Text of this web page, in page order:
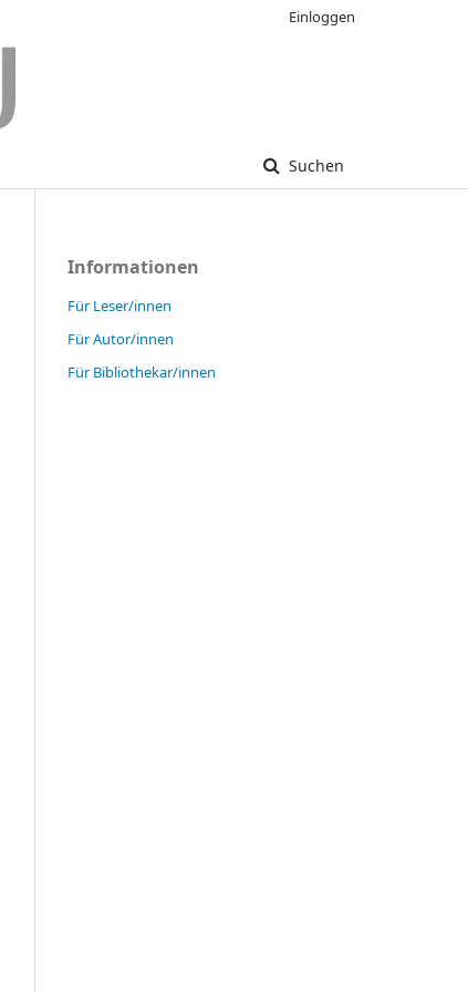
Suchen
Einloggen
Informationen
Für Leser/innen
Für Autor/innen
Für Bibliothekar/innen